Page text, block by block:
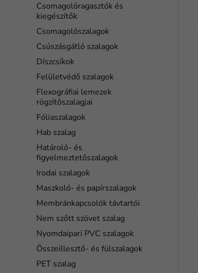
Csomagolóragasztók és
kiegészítők
Csomagolószalagok
Csúszásgátló szalagok
Díszcsíkok
Felületvédő szalagok
Flexográfiai lemezek
rögzítőszalagjai
Fóliaszalagok
Hab szalag
Határoló- és
figyelmeztetőszalagok
Irodai szalagok
Maszkoló- és papírszalagok
Membránkapcsolók távtartói
Nem szőtt szövet szalag
Nyomdaipari PVC szalagok
Összeillesztő- és fülszalagok
PET szalag